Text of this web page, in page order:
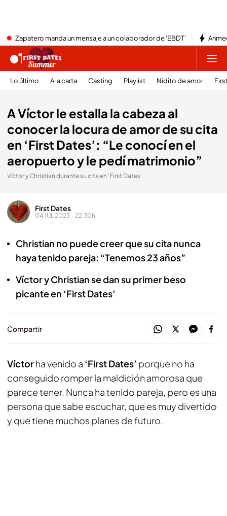
Zapatero manda un mensaje a un colaborador de 'EBDT'
Lo último A la carta Casting Playlist Nidito de amor
A Víctor le estalla la cabeza al
conocer la locura de amor de su cita
en ‘First Dates’: “Le conocí en el
aeropuerto y le pedí matrimonio”
Víctor y Christian durante su cita en 'First Dates'
First Dates
04 JUL 2023 - 22:30h.
Christian no puede creer que su cita nunca
haya tenido pareja: “Tenemos 23 años”
Víctor y Christian se dan su primer beso
picante en ‘First Dates’
Compartir
Víctorha venido a ‘First Dates’ porque no ha
conseguido romper la maldición amorosa que
parece tener. Nunca ha tenido pareja, pero es una
persona que sabe escuchar, que es muy divertido
y que tiene muchos planes de futuro.